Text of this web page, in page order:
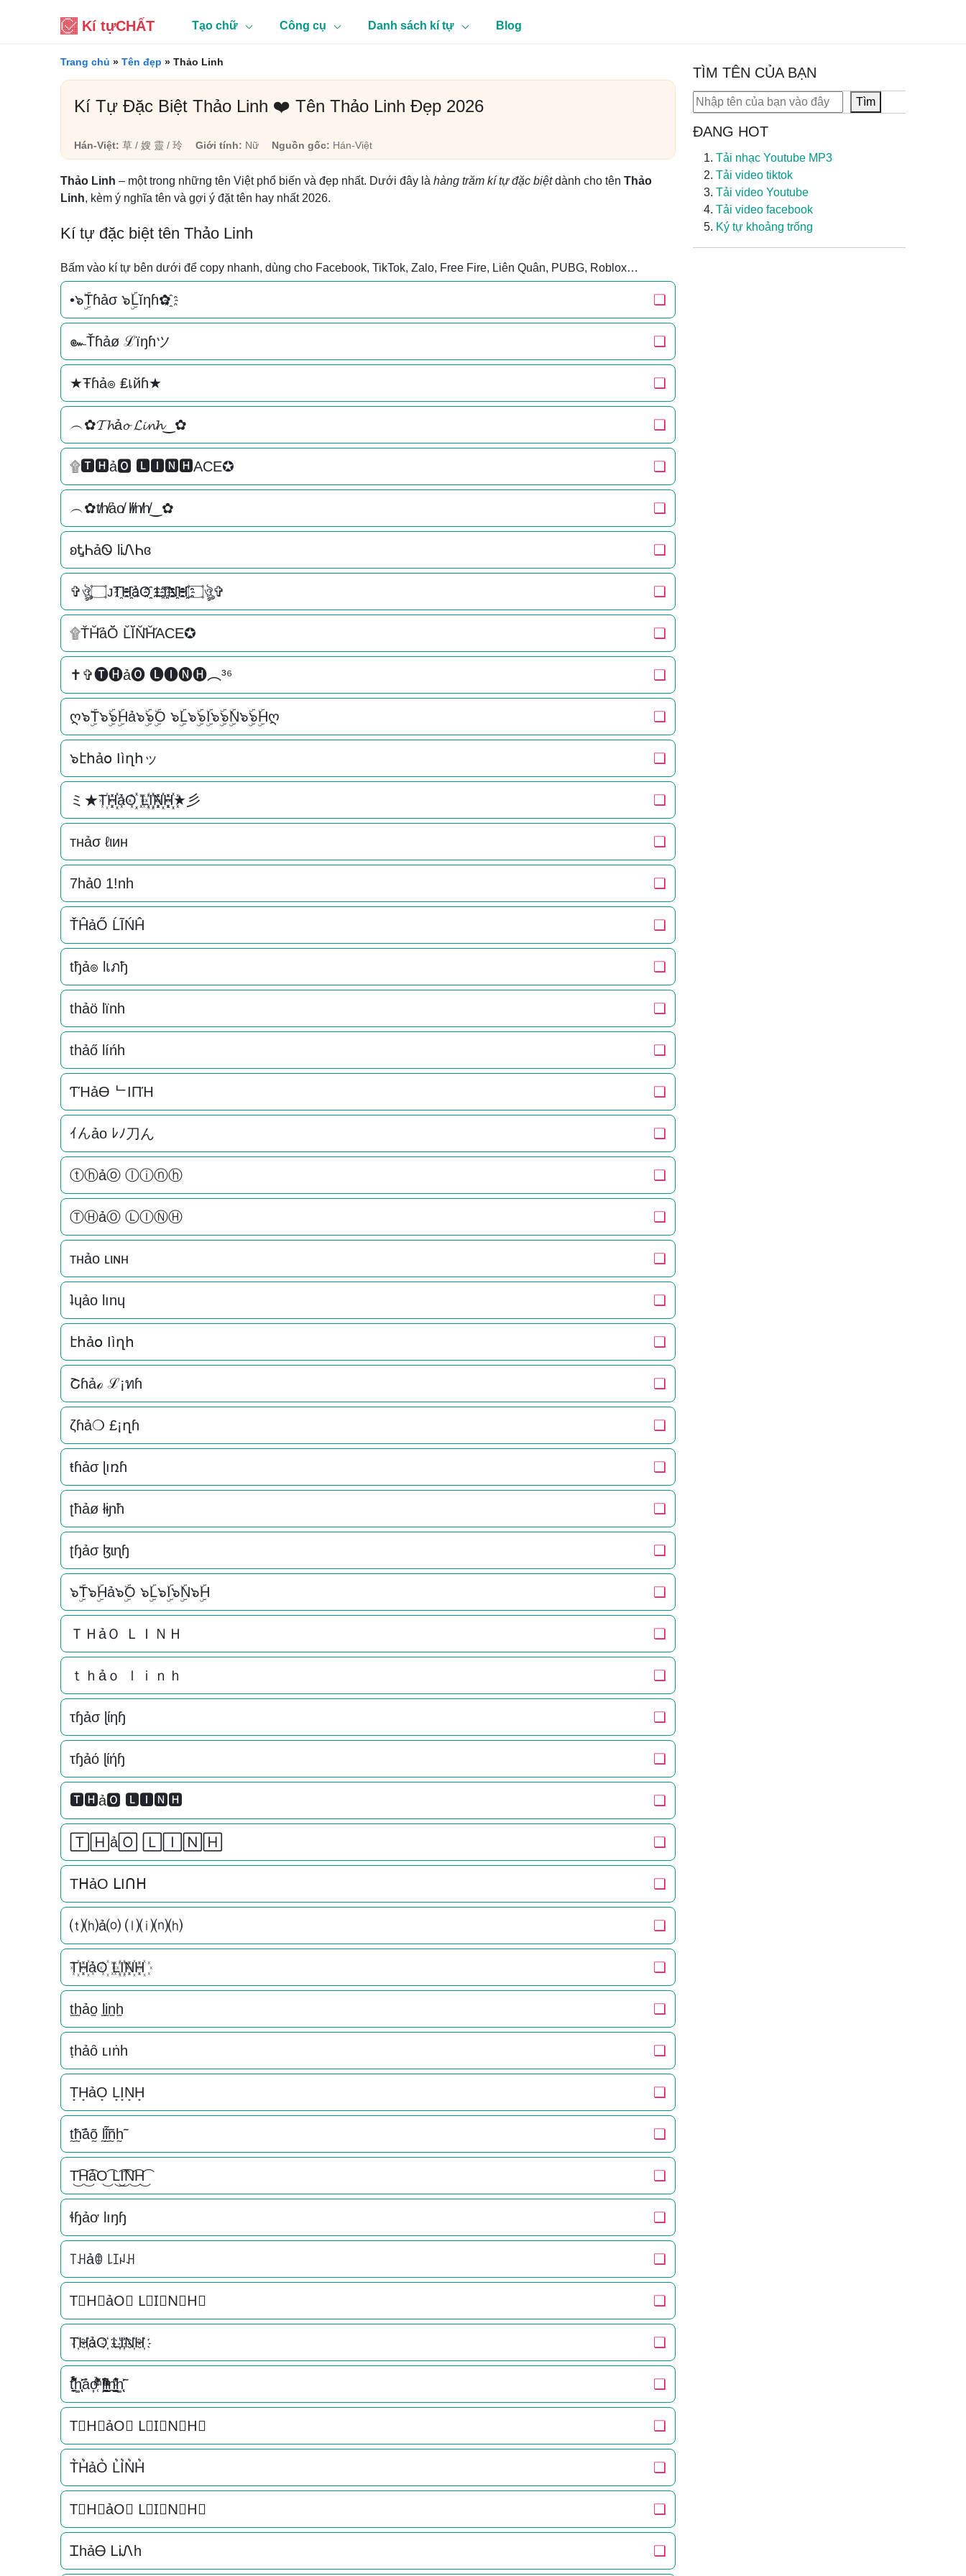
Kí tựCHẤT Tạo chữ Công cụ Danh sách kí tự Blog
Trang chủ » Tên đẹp » Thảo Linh
Kí Tự Đặc Biệt Thảo Linh ❤️ Tên Thảo Linh Đẹp 2026
Hán-Việt: 草 / 嫂 靈 / 玲 Giới tính: Nữ Nguồn gốc: Hán-Việt
Thảo Linh – một trong những tên Việt phổ biến và đẹp nhất. Dưới đây là hàng trăm kí tự đặc biệtdành cho tên Thảo
Linh, kèm ý nghĩa tên và gợi ý đặt tên hay nhất 2026.
Kí tự đặc biệt tên Thảo Linh
Bấm vào kí tự bên dưới để copy nhanh, dùng cho Facebook, TikTok, Zalo, Free Fire, Liên Quân, PUBG, Roblox…
•๖ۣۜTɦảσ ๖ۣۜLĭηɦ✿҈ ❏
๛Ťɦảø ℒїŋɦツ ❏
★Ŧɦả๏ ₤เйɦ★ ❏
︵✿𝓣𝓱ả𝓸 𝓛𝓲𝓷𝓱‿✿ ❏
۩🆃🅷ả🅾 🅻🅸🅽🅷ACE✪ ❏
︵✿t̸h̸ảo̸ l̸i̸n̸h̸‿✿ ❏
ʚᎿᏂảᏫ liᏁᏂɞ ❏
✞ঔৣ۝ᴊT҈H҈҈ảO҈҈ L҈I҈҈N҈҈H҈҈۝ঔৣ✞ ❏
۩T̆H̆̆ảŎ̆ L̆Ĭ̆N̆̆H̆̆ACE✪ ❏
✝✞🅣🅗ả🅞 🅛🅘🅝🅗︵³⁶ ❏
ღ๖ۣۜT๖ۣۜ๖ۣۜHả๖ۣۜ๖ۣۜO ๖ۣۜL๖ۣۜ๖ۣۜI๖ۣۜ๖ۣۜN๖ۣۜ๖ۣۜHღ ❏
๖էհảօ Ӏìղհッ ❏
ミ★T꙰H꙰꙰ảO꙰꙰ L꙰I꙰꙰N꙰꙰H꙰꙰★彡 ❏
тнảσ ℓιин ❏
7hả0 1!nh ❏
ŤĤảŐ ĹĨŃĤ ❏
tђả๏ lเภђ ❏
thảö lïnh ❏
thảő líńh ❏
ƬΉảӨ ᄂIПΉ ❏
ｲんảo ﾚﾉ刀ん ❏
ⓣⓗảⓞ ⓛⓘⓝⓗ ❏
ⓉⒽảⓄ ⓁⒾⓃⒽ ❏
тнảo ʟιɴн ❏
ʇɥảo lınɥ ❏
էհảօ Ӏìղհ ❏
Շɦảℴ ℒ¡ทɦ ❏
ζɦả❍ £¡ղɦ ❏
ŧɦảσ ɭıռɦ ❏
ʈħảø łɨɲħ ❏
ʈɧảσ ɮɩɳɧ ❏
๖ۣۜT๖ۣۜHả๖ۣۜO ๖ۣۜL๖ۣۜI๖ۣۜN๖ۣۜH ❏
ＴＨảＯ ＬＩＮＨ ❏
ｔｈảｏ ｌｉｎｈ ❏
τɧảσ ɭίηɧ ❏
τɧảό ɭίήɧ ❏
🆃🅷ả🅾 🅻🅸🅽🅷 ❏
🅃🄷ả🄾 🄻🄸🄽🄷 ❏
TᕼảO ᒪIᑎᕼ ❏
⒯⒣ả⒪ ⒧⒤⒩⒣ ❏
T꙰H꙰ảO꙰ L꙰I꙰N꙰H꙰ ❏
t̫h̫ảo̫ l̫i̫n̫h̫ ❏
ṭһảȏ ʟıṅһ ❏
T͙H͙ảO͙ L͙I͙N͙H͙ ❏
t̰̃h̰̃ảõ̰ l̰̃ḭ̃ñ̰h̰̃ ❏
T͜͡H͜͡ảO͜͡ L͜͡I͜͡N͜͡H͜͡ ❏
ɬɧảơ Ɩıŋɧ ❏
꓄ꃅảꂦ ꒒ꀤꈤꃅ ❏
T⃟H⃟ảO⃟ L⃟I⃟N⃟H⃟ ❏
T҉H҉ảO҉ L҉I҉N҉H҉ ❏
t̘̟̼̉̈́͐͋͌̊h͚̖̜̍̃͐ảo͎̜̓̇ͫ̉͊ͨ͊ l͕͖͉̭̰ͬ̍ͤ͆̊ͨi̞̟̫̺ͭ̒ͭͣn͉̠̙͉̗̺̋̋̔ͧ̊h͚̖̜̍̃͐ ❏
T⃗H⃗ảO⃗ L⃗I⃗N⃗H⃗ ❏
T͛H͛ảO͛ L͛I͛N͛H͛ ❏
T⃒H⃒ảO⃒ L⃒I⃒N⃒H⃒ ❏
ᏆhảᎾ ᏞᎥᏁh ❏
TÌM TÊN CỦA BẠN
Tìm kiếm Tìm
ĐANG HOT
Tải nhạc Youtube MP3
Tải video tiktok
Tải video Youtube
Tải video facebook
Ký tự khoảng trống